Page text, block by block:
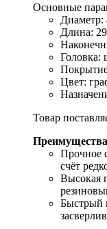
Основные
Диаметр:
Длина:
Головка:
Цвет:
Товар
Преимущества
Прочное
счёт
Высокая
Быстрый